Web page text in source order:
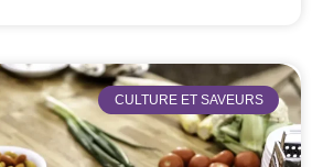
CULTURE ET SAVEURS